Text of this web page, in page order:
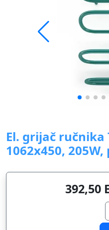
El. grijač ručnika
1062x450,
392,50